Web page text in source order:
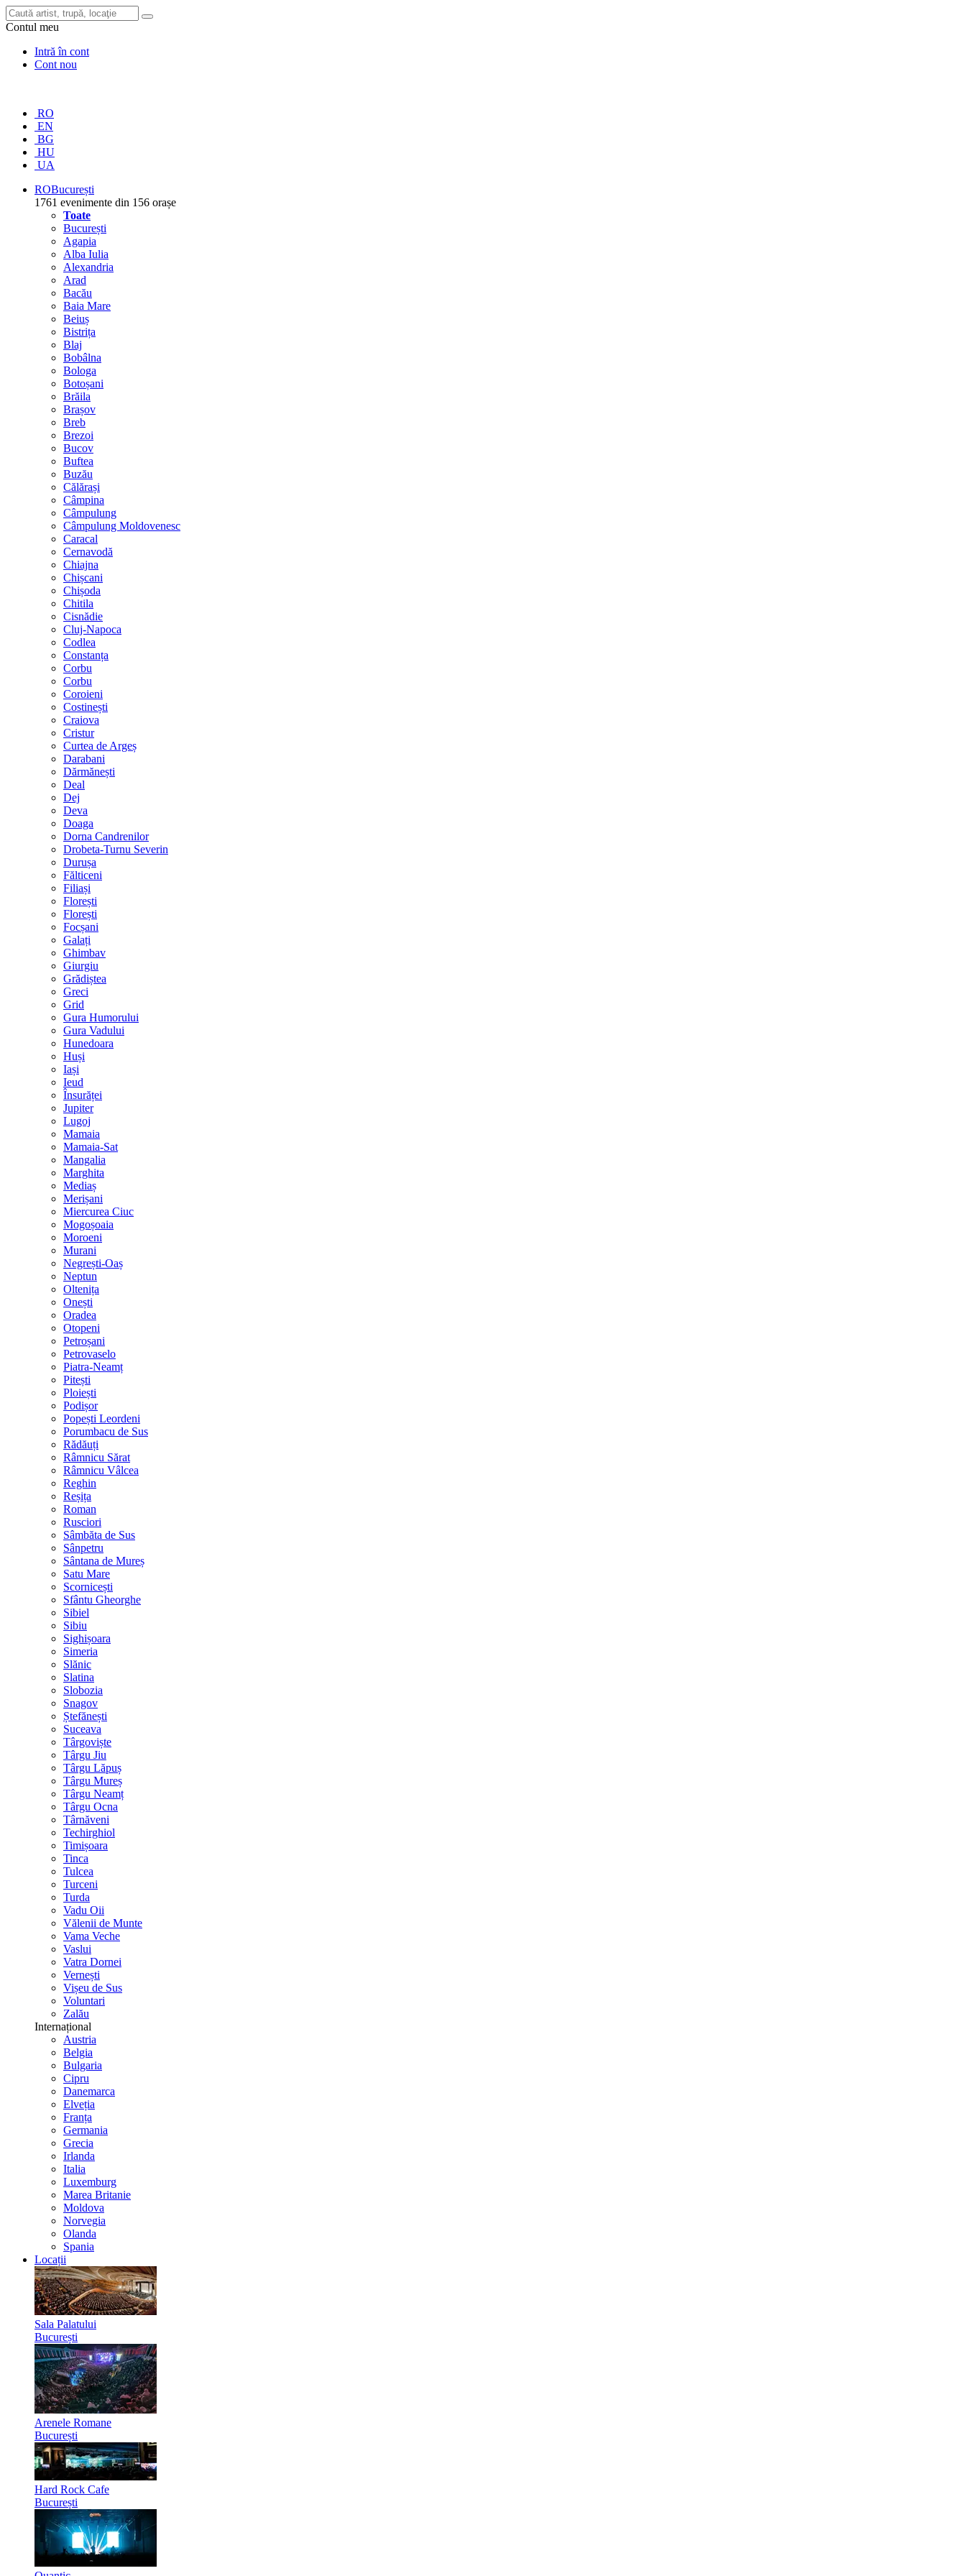
Contul meu
Intră în cont
Cont nou
RO
EN
BG
HU
UA
ROBucurești
1761 evenimente din 156 orașe
Toate
București
Agapia
Alba Iulia
Alexandria
Arad
Bacău
Baia Mare
Beiuș
Bistrița
Blaj
Bobâlna
Bologa
Botoșani
Brăila
Brașov
Breb
Brezoi
Bucov
Buftea
Buzău
Călărași
Câmpina
Câmpulung
Câmpulung Moldovenesc
Caracal
Cernavodă
Chiajna
Chișcani
Chișoda
Chitila
Cisnădie
Cluj-Napoca
Codlea
Constanța
Corbu
Corbu
Coroieni
Costinești
Craiova
Cristur
Curtea de Argeș
Darabani
Dărmănești
Deal
Dej
Deva
Doaga
Dorna Candrenilor
Drobeta-Turnu Severin
Durușa
Fălticeni
Filiași
Florești
Florești
Focșani
Galați
Ghimbav
Giurgiu
Grădiștea
Greci
Grid
Gura Humorului
Gura Vadului
Hunedoara
Huși
Iași
Ieud
Însurăței
Jupiter
Lugoj
Mamaia
Mamaia-Sat
Mangalia
Marghita
Mediaș
Merișani
Miercurea Ciuc
Mogoșoaia
Moroeni
Murani
Negrești-Oaș
Neptun
Oltenița
Onești
Oradea
Otopeni
Petroșani
Petrovaselo
Piatra-Neamț
Pitești
Ploiești
Podișor
Popești Leordeni
Porumbacu de Sus
Rădăuți
Râmnicu Sărat
Râmnicu Vâlcea
Reghin
Reșița
Roman
Rusciori
Sâmbăta de Sus
Sânpetru
Sântana de Mureș
Satu Mare
Scornicești
Sfântu Gheorghe
Sibiel
Sibiu
Sighișoara
Simeria
Slănic
Slatina
Slobozia
Snagov
Ștefănești
Suceava
Târgoviște
Târgu Jiu
Târgu Lăpuș
Târgu Mureș
Târgu Neamț
Târgu Ocna
Târnăveni
Techirghiol
Timișoara
Tinca
Tulcea
Turceni
Turda
Vadu Oii
Vălenii de Munte
Vama Veche
Vaslui
Vatra Dornei
Vernești
Vișeu de Sus
Voluntari
Zalău
Internațional
Austria
Belgia
Bulgaria
Cipru
Danemarca
Elveția
Franța
Germania
Grecia
Irlanda
Italia
Luxemburg
Marea Britanie
Moldova
Norvegia
Olanda
Spania
Locații
Sala Palatului
București
Arenele Romane
București
Hard Rock Cafe
București